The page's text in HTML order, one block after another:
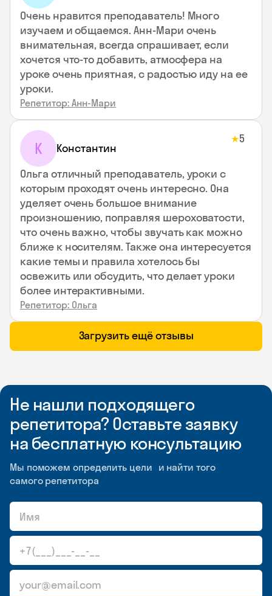
Очень нравится преподаватель! Много
изучаем и общаемся. Анн-Мари очень
внимательная, всегда спрашивает, если
хочется что-то добавить, атмосфера на
уроке очень приятная, с радостью иду на ее
уроки.
Репетитор: Анн-Мари
К Константин
★5
Ольга отличный преподаватель, уроки с
которым проходят очень интересно. Она
уделяет очень большое внимание
произношению, поправляя шероховатости,
что очень важно, чтобы звучать как можно
ближе к носителям. Также она интересуется
какие темы и правила хотелось бы
освежить или обсудить, что делает уроки
более интерактивными.
Репетитор: Ольга
Загрузить ещё отзывы
Не нашли подходящего
репетитора? Оставьте заявку
на бесплатную консультацию
Мы поможем определить цели и найти того
самого репетитора